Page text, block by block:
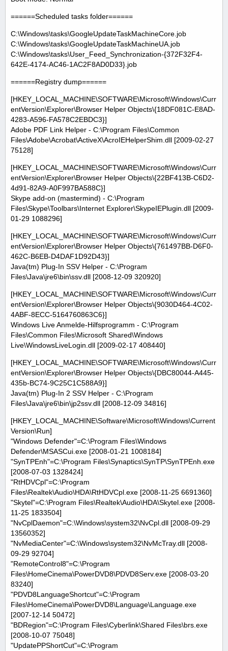
======Scheduled tasks folder======
C:\Windows\tasks\GoogleUpdateTaskMachineCore.job
C:\Windows\tasks\GoogleUpdateTaskMachineUA.job
C:\Windows\tasks\User_Feed_Synchronization-{372F32F4-
642E-4174-AC46-1AC2F8AD0D33}.job
======Registry dump======
[HKEY_LOCAL_MACHINE\SOFTWARE\Microsoft\Windows\Curr
entVersion\Explorer\Browser Helper Objects\{18DF081C-E8AD-
4283-A596-FA578C2EBDC3}]
Adobe PDF Link Helper - C:\Program Files\Common
Files\Adobe\Acrobat\ActiveX\AcroIEHelperShim.dll [2009-02-27
75128]
[HKEY_LOCAL_MACHINE\SOFTWARE\Microsoft\Windows\Curr
entVersion\Explorer\Browser Helper Objects\{22BF413B-C6D2-
4d91-82A9-A0F997BA588C}]
Skype add-on (mastermind) - C:\Program
Files\Skype\Toolbars\Internet Explorer\SkypeIEPlugin.dll [2009-
01-29 1088296]
[HKEY_LOCAL_MACHINE\SOFTWARE\Microsoft\Windows\Curr
entVersion\Explorer\Browser Helper Objects\{761497BB-D6F0-
462C-B6EB-D4DAF1D92D43}]
Java(tm) Plug-In SSV Helper - C:\Program
Files\Java\jre6\bin\ssv.dll [2008-12-09 320920]
[HKEY_LOCAL_MACHINE\SOFTWARE\Microsoft\Windows\Curr
entVersion\Explorer\Browser Helper Objects\{9030D464-4C02-
4ABF-8ECC-5164760863C6}]
Windows Live Anmelde-Hilfsprogramm - C:\Program
Files\Common Files\Microsoft Shared\Windows
Live\WindowsLiveLogin.dll [2009-02-17 408440]
[HKEY_LOCAL_MACHINE\SOFTWARE\Microsoft\Windows\Curr
entVersion\Explorer\Browser Helper Objects\{DBC80044-A445-
435b-BC74-9C25C1C588A9}]
Java(tm) Plug-In 2 SSV Helper - C:\Program
Files\Java\jre6\bin\jp2ssv.dll [2008-12-09 34816]
[HKEY_LOCAL_MACHINE\Software\Microsoft\Windows\Current
Version\Run]
"Windows Defender"=C:\Program Files\Windows
Defender\MSASCui.exe [2008-01-21 1008184]
"SynTPEnh"=C:\Program Files\Synaptics\SynTP\SynTPEnh.exe
[2008-07-03 1328424]
"RtHDVCpl"=C:\Program
Files\Realtek\Audio\HDA\RtHDVCpl.exe [2008-11-25 6691360]
"Skytel"=C:\Program Files\Realtek\Audio\HDA\Skytel.exe [2008-
11-25 1833504]
"NvCplDaemon"=C:\Windows\system32\NvCpl.dll [2008-09-29
13560352]
"NvMediaCenter"=C:\Windows\system32\NvMcTray.dll [2008-
09-29 92704]
"RemoteControl8"=C:\Program
Files\HomeCinema\PowerDVD8\PDVD8Serv.exe [2008-03-20
83240]
"PDVD8LanguageShortcut"=C:\Program
Files\HomeCinema\PowerDVD8\Language\Language.exe
[2007-12-14 50472]
"BDRegion"=C:\Program Files\Cyberlink\Shared Files\brs.exe
[2008-10-07 75048]
"UpdatePPShortCut"=C:\Program